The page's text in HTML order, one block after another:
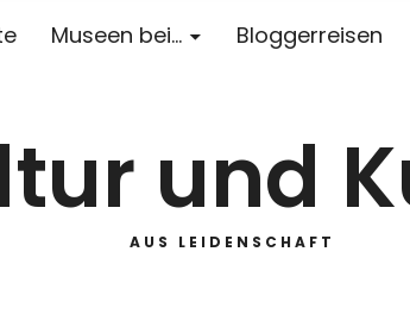
Museen bei… Bloggerreisen
und
AUS LEIDENSCHAFT